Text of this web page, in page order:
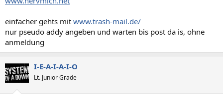
einfacher gehts mit www.trash-mail.de/
nur pseudo addy angeben und warten bis post da is, ohne
anmeldung
I-E-A-I-A-I-O
Lt. Junior Grade